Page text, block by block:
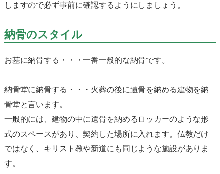
しますので必ず事前に確認するようにしましょう。
納骨のスタイル
お墓に納骨する・・・ 一番一般的な納骨です。
納骨堂に納骨する・・・ 火葬の後に遺骨を納める建物を納
骨堂と言います。
一般的には、建物の中に遺骨を納めるロッカーのような形
式のスペースがあり、契約した場所に入れます。仏教だけ
ではなく、キリスト教や新道にも同じような施設がありま
す。